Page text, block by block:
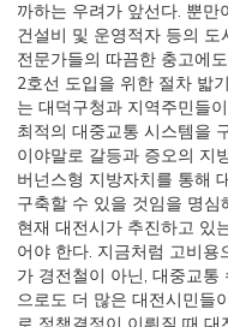
까하는 우려가 앞선다. 뿐
건설비 및 운영적자 등의
전문가들의 따끔한 충고에
2호선 도입을 위한 절차 밟
는 대덕구청과 지역주민들
최적의 대중교통 시스템을
이야말로 갈등과 증오의 지
버넌스형 지방자치를 통해
구축할 수 있을 것임을 명
현재 대전시가 추진하고 있
어야 한다. 지금처럼 고비
가 경전철이 아닌, 대중교
으로도 더 많은 대전시민들